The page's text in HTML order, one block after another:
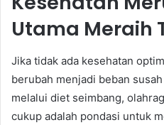
Utama Meraih
Jika tidak ada kesehatan
berubah menjadi beban
melalui diet seimbang,
cukup adalah pondasi untuk